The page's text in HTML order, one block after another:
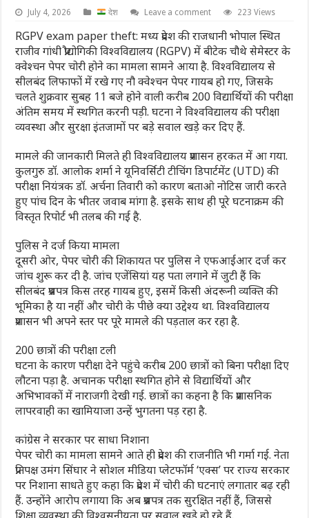
July 4, 2026 देश Leave a comment 223 Views
RGPV exam paper theft: मध्‍य प्रदेश की राजधानी भोपाल स्थित
राजीव गांधी प्रौद्योगिकी विश्वविद्यालय (RGPV) में बीटेक चौथे सेमेस्टर के
क्‍वेश्‍चन पेपर चोरी होने का मामला सामने आया है. विश्वविद्यालय से
सीलबंद लिफाफों में रखे गए नौ क्‍वेश्‍चन पेपर गायब हो गए, जिसके
चलते शुक्रवार सुबह 11 बजे होने वाली करीब 200 विद्यार्थियों की परीक्षा
अंतिम समय में स्थगित करनी पड़ी. घटना ने विश्वविद्यालय की परीक्षा
व्यवस्था और सुरक्षा इंतजामों पर बड़े सवाल खड़े कर दिए हैं.
मामले की जानकारी मिलते ही विश्वविद्यालय प्रशासन हरकत में आ गया.
कुलगुरु डॉ. आलोक शर्मा ने यूनिवर्सिटी टीचिंग डिपार्टमेंट (UTD) की
परीक्षा नियंत्रक डॉ. अर्चना तिवारी को कारण बताओ नोटिस जारी करते
हुए पांच दिन के भीतर जवाब मांगा है. इसके साथ ही पूरे घटनाक्रम की
विस्तृत रिपोर्ट भी तलब की गई है.
पुल‍िस ने दर्ज किया मामला
दूसरी ओर, पेपर चोरी की शिकायत पर पुलिस ने एफआईआर दर्ज कर
जांच शुरू कर दी है. जांच एजेंसियां यह पता लगाने में जुटी हैं कि
सीलबंद प्रश्नपत्र किस तरह गायब हुए, इसमें किसी अंदरूनी व्यक्ति की
भूमिका है या नहीं और चोरी के पीछे क्या उद्देश्य था. विश्वविद्यालय
प्रशासन भी अपने स्तर पर पूरे मामले की पड़ताल कर रहा है.
200 छात्रों की परीक्षा टली
घटना के कारण परीक्षा देने पहुंचे करीब 200 छात्रों को बिना परीक्षा दिए
लौटना पड़ा है. अचानक परीक्षा स्थगित होने से विद्यार्थियों और
अभिभावकों में नाराजगी देखी गई. छात्रों का कहना है कि प्रशासनिक
लापरवाही का खामियाजा उन्हें भुगतना पड़ रहा है.
कांग्रेस ने सरकार पर साधा न‍िशाना
पेपर चोरी का मामला सामने आते ही प्रदेश की राजनीति भी गर्मा गई. नेता
प्रतिपक्ष उमंग सिंघार ने सोशल मीडिया प्लेटफॉर्म ‘एक्स’ पर राज्य सरकार
पर निशाना साधते हुए कहा कि प्रदेश में चोरी की घटनाएं लगातार बढ़ रही
हैं. उन्होंने आरोप लगाया कि अब प्रश्नपत्र तक सुरक्षित नहीं हैं, जिससे